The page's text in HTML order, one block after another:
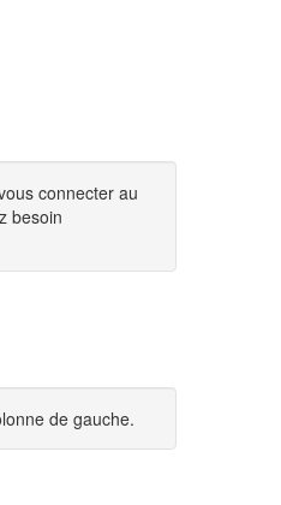
connecter au
besoin
de gauche.